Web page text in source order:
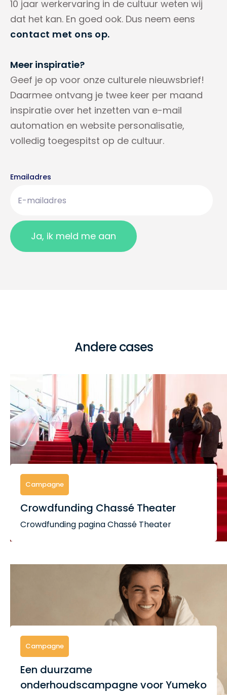
10 jaar werkervaring in de cultuur weten wij
dat het kan. En goed ook. Dus neem eens
contact met ons op.
Meer inspiratie?
Geef je op voor onze culturele nieuwsbrief!
Daarmee ontvang je twee keer per maand
inspiratie over het inzetten van e-mail
automation en website personalisatie,
volledig toegespitst op de cultuur.
Emailadres
Andere cases
Campagne
Crowdfunding Chassé Theater
Crowdfunding pagina Chassé Theater
Campagne
Een duurzame
onderhoudscampagne voor Yumeko